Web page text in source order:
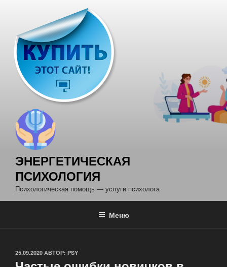
содержимому
ЭНЕРГЕТИЧЕСКАЯ
ПСИХОЛОГИЯ
Психологическая помощь — услуги психолога
Меню
ОПУБЛИКОВАНО
25.09.2020 АВТОР: PSY